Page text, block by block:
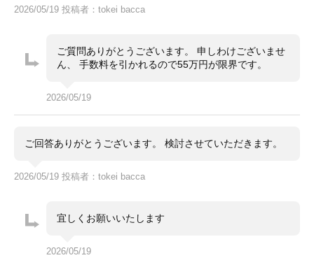
以上、宜しくお願いいたします。
2026/05/19 投稿者：tokei bacca
ご質問ありがとうございます。 申しわけございませ
ん、 手数料を引かれるので55万円が限界です。
2026/05/19
ご回答ありがとうございます。 検討させていただきます。
2026/05/19 投稿者：tokei bacca
宜しくお願いいたします
2026/05/19